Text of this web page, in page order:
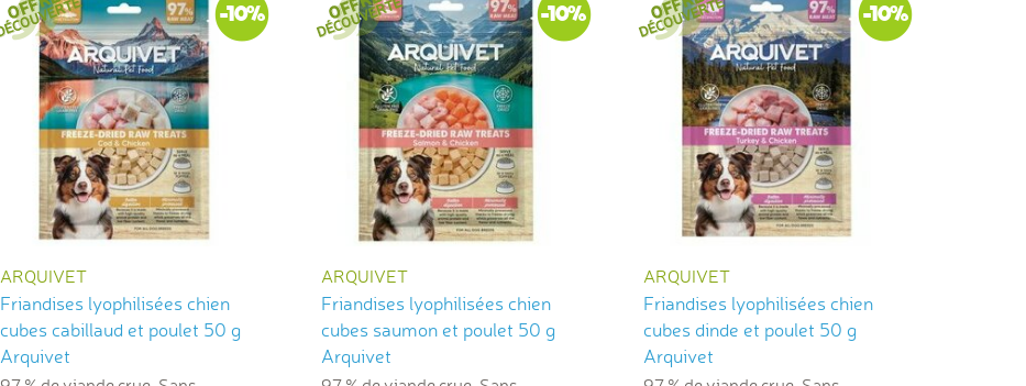
-10%
ARQUIVET
Friandises lyophilisées chien
cubes cabillaud et poulet 50 g
Arquivet
-10%
ARQUIVET
Friandises lyophilisées chien
cubes saumon et poulet 50 g
Arquivet
-10%
ARQUIVET
Friandises lyophilisées chien
cubes dinde et poulet 50 g
Arquivet